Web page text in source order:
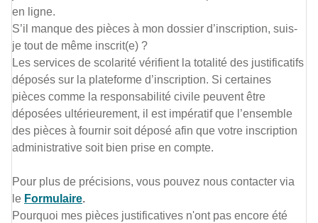
en ligne.
S’il manque des pièces à mon dossier d’inscription, suis-
je tout de même inscrit(e) ?
Les services de scolarité vérifient la totalité des justificatifs
déposés sur la plateforme d’inscription. Si certaines
pièces comme la responsabilité civile peuvent être
déposées ultérieurement, il est impératif que l’ensemble
des pièces à fournir soit déposé afin que votre inscription
administrative soit bien prise en compte.
Pour plus de précisions, vous pouvez nous contacter via
le Formulaire.
Pourquoi mes pièces justificatives n'ont pas encore été